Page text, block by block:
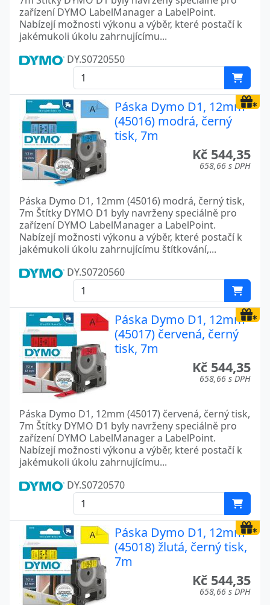
zařízení DYMO LabelManager a LabelPoint.
Nabízejí možnosti výkonu a výběr, které postačí k
jakémukoli úkolu zahrnujícímu...
DY.S0720550
Páska Dymo D1, 12mm
(45016) modrá, černý
tisk, 7m
Kč 544,35
658,66 s DPH
Páska Dymo D1, 12mm (45016) modrá, černý tisk,
7m Štítky DYMO D1 byly navrženy speciálně pro
zařízení DYMO LabelManager a LabelPoint.
Nabízejí možnosti výkonu a výběr, které postačí k
jakémukoli úkolu zahrnujícímu štítkování,...
DY.S0720560
Páska Dymo D1, 12mm
(45017) červená, černý
tisk, 7m
Kč 544,35
658,66 s DPH
Páska Dymo D1, 12mm (45017) červená, černý tisk,
7m Štítky DYMO D1 byly navrženy speciálně pro
zařízení DYMO LabelManager a LabelPoint.
Nabízejí možnosti výkonu a výběr, které postačí k
jakémukoli úkolu zahrnujícímu...
DY.S0720570
Páska Dymo D1, 12mm
(45018) žlutá, černý tisk,
7m
Kč 544,35
658,66 s DPH